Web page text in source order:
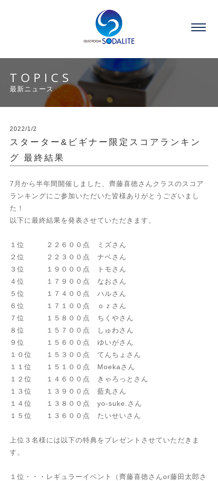
TOPICS
最新ニュース
2022/1/2
スターター&ビギナー限定スコアランキン
グ 最終結果
7月から半年間開催しました、齊藤喜徳さんクラスのスコア
ランキングにご参加いただいた皆様ありがとうございまし
た！
以下に最終結果を発表させていただきます。
１位 ２２６００点 ミズさん
２位 ２２３００点 ナベさん
３位 １９０００点 トモさん
４位 １７９００点 なおさん
５位 １７４００点 ハルさん
６位 １７１００点 ｏｚさん
７位 １５８００点 ちくやさん
８位 １５７００点 しゅわさん
９位 １５６００点 ゆいがさん
１０位 １５３００点 てんちょさん
１１位 １５１００点 Moekaさん
１２位 １４６００点 きゃろっとさん
１３位 １３９００点 藍丸さん
１４位 １３８００点 yo-suke.さん
１５位 １３６００点 たいせいさん
上位３名様には以下の特典をプレゼントさせていただきま
す。
１位・・・レギュラーイベント（齊藤喜徳さんor藤田太郎さ